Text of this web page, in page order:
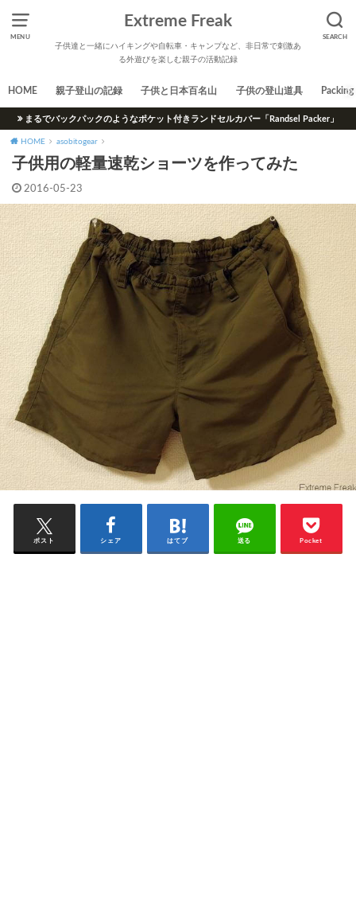
MENU SEARCH
Extreme Freak
子供達と一緒にハイキングや自転車・キャンプなど、非日常で刺激あ
る外遊びを楽しむ親子の活動記録
HOME 親子登山の記録 子供と日本百名山 子供の登山道具 Packing
まるでバックパックのようなポケット付きランドセルカバー「Randsel Packer」
HOME asobitogear
子供用の軽量速乾ショーツを作ってみた
2016-05-23
ポスト シェア はてブ 送る Pocket